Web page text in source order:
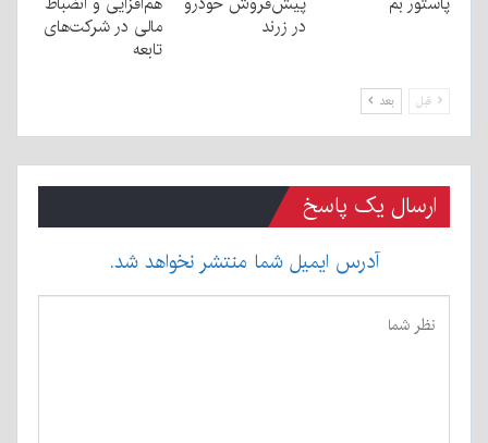
در زرند
مالی در شرکت‌های
تابعه
قبل بعد
ارسال یک پاسخ
آدرس ایمیل شما منتشر نخواهد شد.